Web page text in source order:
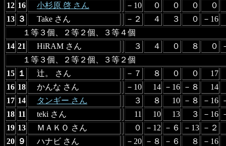
12 16 小杉原 啓 さん －10 ０ ０ ０
０
13 ３ Take さん －２ ４ ３ ０
－16
１等３個、２等２個、３等４個
14 21 HiRAM さん ３ ４ ０ ８ ０
１等３個、２等２個、３等２個
15 １ 辻。 さん －７ ８ ０ ０
17
16 18 かんな さん －10 14 －16 －８
14
17 14 タンギー さん ３ ８ 10 －８ －16
18 11 teki さん 11 10 13 ３ －16
19 13 ＭＡＫＯ さん ０ －12 －６ －13 －２
20 ９ ハナビ さん －20 －８ －６ ８
－16